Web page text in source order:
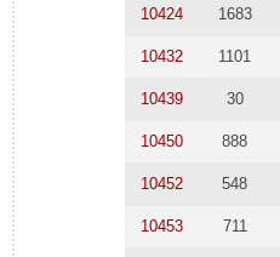
10424 1683
10432 1101
10439 30
10450 888
10452 548
10453 711